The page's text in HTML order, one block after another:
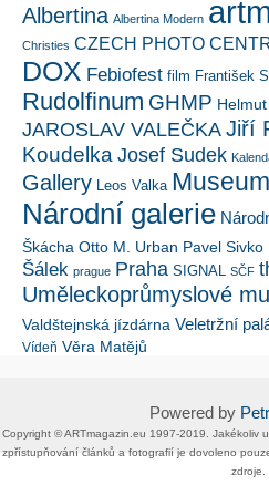
Albertina Albertina Modern
Christies CZECH PHOTO
DOX Febiofest film František
Rudolfinum GHMP
JAROSLAV VALEČKA Jiří
Koudelka Josef Sudek
Gallery Leos Valka
Národní galerie
Škácha Otto M. Urban Pavel Sivko
Šálek prague Praha SIGNAL SČF
Uměleckoprůmyslové
Valdštejnská jízdárna Veletržní
Vídeň Věra Matějů
Powered by
Copyright ©​ ​​ARTmagazin.eu ​1997-2019​.​ Jakékoliv
zpřístupňování článků a fotografií je dovoleno
zdroje.